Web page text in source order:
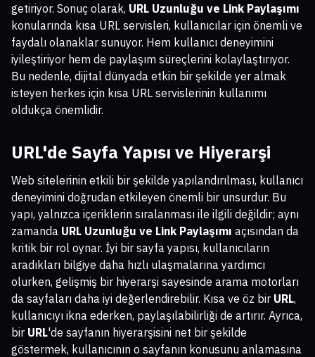
getiriyor. Sonuç olarak, URL Uzunluğu ve Link Paylaşımı
konularında kısa URL servisleri, kullanıcılar için önemli ve
faydalı olanaklar sunuyor. Hem kullanıcı deneyimini
iyileştiriyor hem de paylaşım süreçlerini kolaylaştırıyor.
Bu nedenle, dijital dünyada etkin bir şekilde yer almak
isteyen herkes için kısa URL servislerinin kullanımı
oldukça önemlidir.
URL'de Sayfa Yapısı ve Hiyerarşi
Web sitelerinin etkili bir şekilde yapılandırılması, kullanıcı
deneyimini doğrudan etkileyen önemli bir unsurdur. Bu
yapı, yalnızca içeriklerin sıralanması ile ilgili değildir; aynı
zamanda URL Uzunluğu ve Link Paylaşımı açısından da
kritik bir rol oynar. İyi bir sayfa yapısı, kullanıcıların
aradıkları bilgiye daha hızlı ulaşmalarına yardımcı
olurken, gelişmiş bir hiyerarşi sayesinde arama motorları
da sayfaları daha iyi değerlendirebilir. Kısa ve öz bir URL,
kullanıcıyı ikna ederken, paylaşılabilirliği de artırır. Ayrıca,
bir URL'de sayfanın hiyerarşisini net bir şekilde
göstermek, kullanıcının o sayfanın konusunu anlamasına